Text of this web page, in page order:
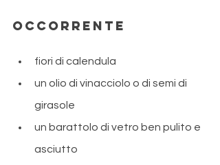
Occorrente
fiori di calendula
un olio di vinacciolo o di semi di
girasole
un barattolo di vetro ben pulito e
asciutto